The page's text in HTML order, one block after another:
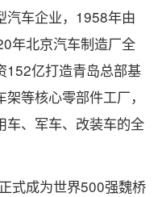
汽车企业，1958年由
年北京汽车制造厂全
152亿打造青岛总部基
等核心零部件工厂，
车、军车、改装车的全
式成为世界500强魏桥